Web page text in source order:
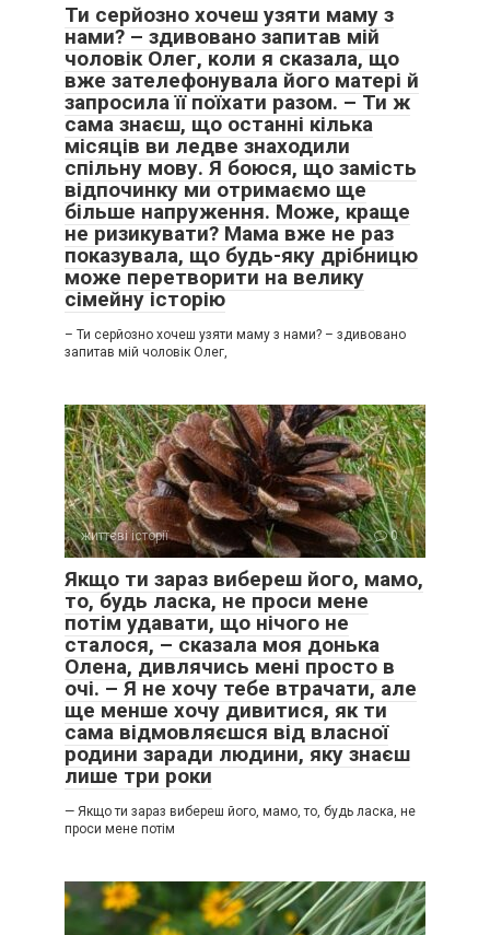
Ти серйозно хочеш узяти маму з
нами? – здивовано запитав мій
чоловік Олег, коли я сказала, що
вже зателефонувала його матері й
запросила її поїхати разом. – Ти ж
сама знаєш, що останні кілька
місяців ви ледве знаходили
спільну мову. Я боюся, що замість
відпочинку ми отримаємо ще
більше напруження. Може, краще
не ризикувати? Мама вже не раз
показувала, що будь-яку дрібницю
може перетворити на велику
сімейну історію
– Ти серйозно хочеш узяти маму з нами? – здивовано
запитав мій чоловік Олег,
життєві історії 0
Якщо ти зараз вибереш його, мамо,
то, будь ласка, не проси мене
потім удавати, що нічого не
сталося, – сказала моя донька
Олена, дивлячись мені просто в
очі. – Я не хочу тебе втрачати, але
ще менше хочу дивитися, як ти
сама відмовляєшся від власної
родини заради людини, яку знаєш
лише три роки
— Якщо ти зараз вибереш його, мамо, то, будь ласка, не
проси мене потім